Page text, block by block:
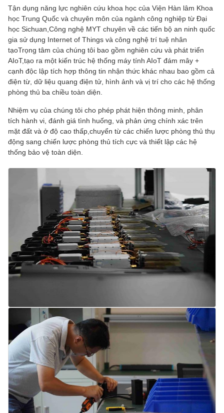
Tận dụng năng lực nghiên cứu khoa học của Viện Hàn lâm Khoa
học Trung Quốc và chuyên môn của ngành công nghiệp từ Đại
học Sichuan,Công nghệ MYT chuyên về các tiến bộ an ninh quốc
gia sử dụng Internet of Things và công nghệ trí tuệ nhân
tạoTrọng tâm của chúng tôi bao gồm nghiên cứu và phát triển
AIoT,tạo ra một kiến trúc hệ thống máy tính AIoT đám mây +
cạnh độc lập tích hợp thông tin nhận thức khác nhau bao gồm cả
điện từ, dữ liệu quang điện tử, hình ảnh và vị trí cho các hệ thống
phòng thủ ba chiều toàn diện.
Nhiệm vụ của chúng tôi cho phép phát hiện thông minh, phân
tích hành vi, đánh giá tình huống, và phản ứng chính xác trên
mặt đất và ở độ cao thấp,chuyển từ các chiến lược phòng thủ thụ
động sang chiến lược phòng thủ tích cực và thiết lập các hệ
thống bảo vệ toàn diện.